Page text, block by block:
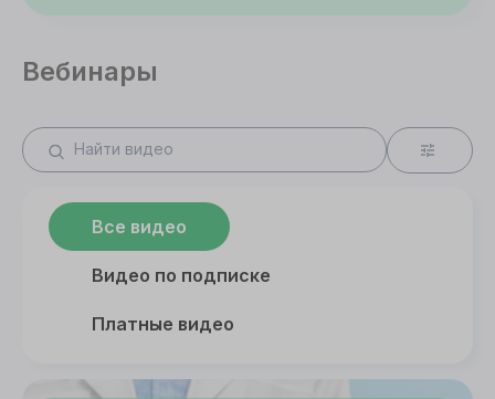
Вебинары
Все видео
Видео по подписке
Платные видео